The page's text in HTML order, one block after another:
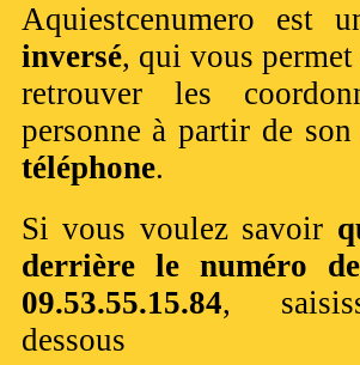
Aquiestcenumero est
inversé, qui vous permet
retrouver les
personne à partir de son
téléphone.
Si vous voulez savoir
derrière le numéro
09.53.55.15.84,
dessous